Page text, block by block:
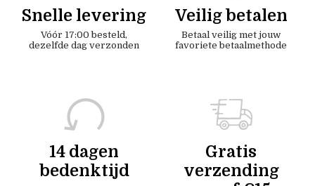
Snelle levering
Vóór 17:00 besteld,
dezelfde dag verzonden
Veilig betalen
Betaal veilig met jouw
favoriete betaalmethode
14 dagen
bedenktijd
Gratis
verzending